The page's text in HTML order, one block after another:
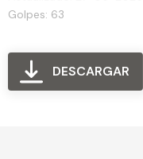
Golpes: 63
DESCARGAR